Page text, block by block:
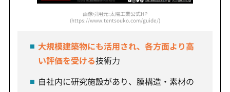
画像引用元:太陽工業公式HP
(https://www.tentsouko.com/guide/)
大規模建築物にも活用され、各方面より高
い評価を受ける技術力
自社内に研究施設があり、膜構造・素材の